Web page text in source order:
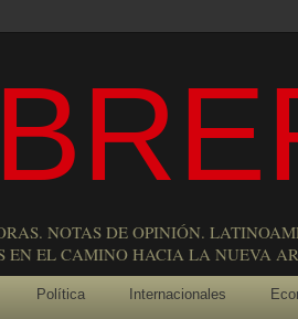
NOTAS DE OPINIÓN.
EN EL CAMINO HACIA LA NUEVA
Política Internacionales